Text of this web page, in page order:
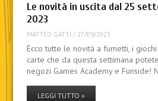
Le novità in uscita dal 25
2023
MATTEO GATTI / 27/09/2023
Ecco tutte le novità a fumetti, i
carte che da questa settimana
negozi Games Academy e Funside!
LEGGI TUTTO »